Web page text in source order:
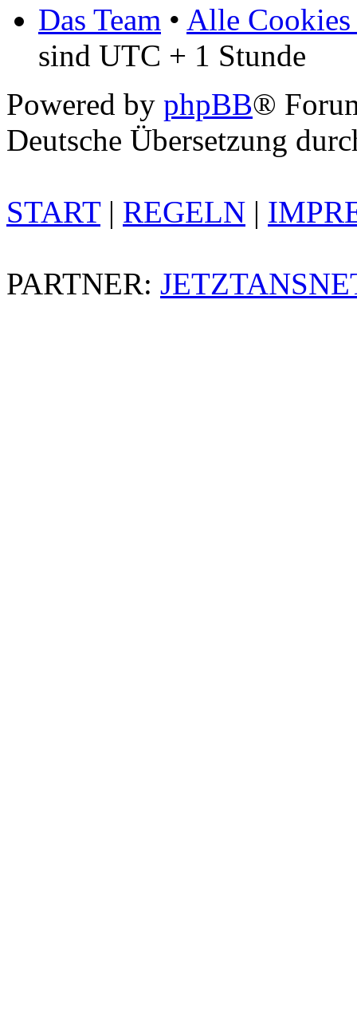
Das Team • Alle Cookies
sind UTC + 1 Stunde
Powered by phpBB®
Deutsche Übersetzung
START| REGELN |
PARTNER: